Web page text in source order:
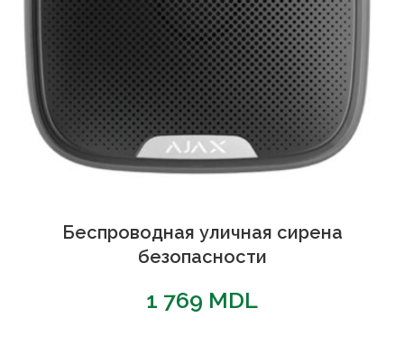
Беспроводная уличная сирена
безопасности
1 769 MDL